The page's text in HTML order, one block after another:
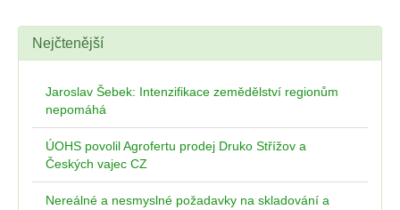
Nejčtenější
Jaroslav Šebek: Intenzifikace zemědělství regionům
nepomáhá
ÚOHS povolil Agrofertu prodej Druko Střížov a
Českých vajec CZ
Nereálné a nesmyslné požadavky na skladování a